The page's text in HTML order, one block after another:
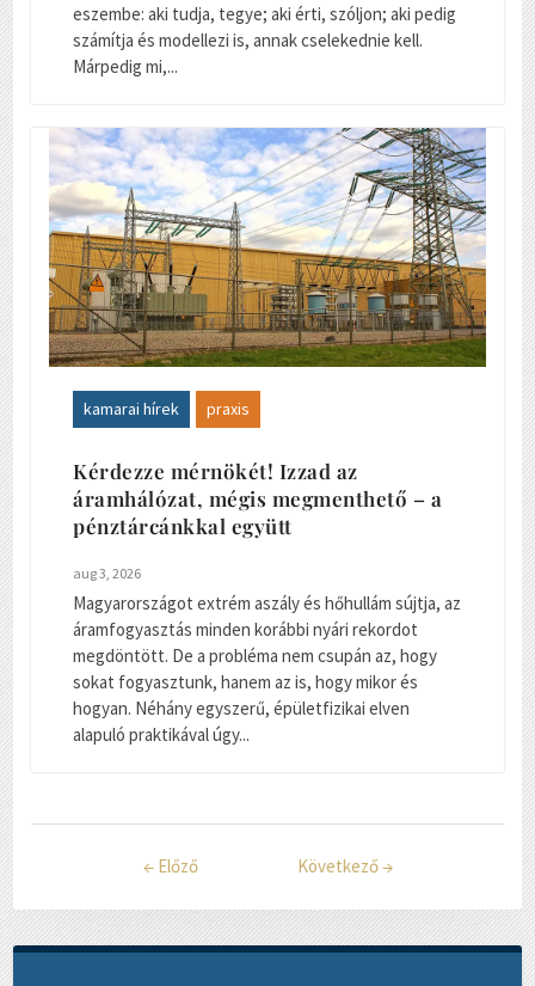
eszembe: aki tudja, tegye; aki érti, szóljon; aki pedig
számítja és modellezi is, annak cselekednie kell.
Márpedig mi,...
kamarai hírek praxis
Kérdezze mérnökét! Izzad az
áramhálózat, mégis megmenthető – a
pénztárcánkkal együtt
aug 3, 2026
Magyarországot extrém aszály és hőhullám sújtja, az
áramfogyasztás minden korábbi nyári rekordot
megdöntött. De a probléma nem csupán az, hogy
sokat fogyasztunk, hanem az is, hogy mikor és
hogyan. Néhány egyszerű, épületfizikai elven
alapuló praktikával úgy...
← Előző Következő→